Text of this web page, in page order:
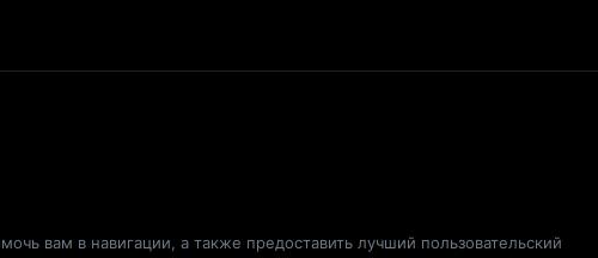
вам в навигации, а также предоставить лучший пользовательский